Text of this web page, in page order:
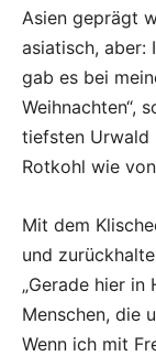
Asien geprägt
asiatisch, aber:
gab es bei
Weihnachten“,
tiefsten Urwald
Rotkohl wie
Mit dem
und
„Gerade hier
Menschen, die
Wenn ich mit